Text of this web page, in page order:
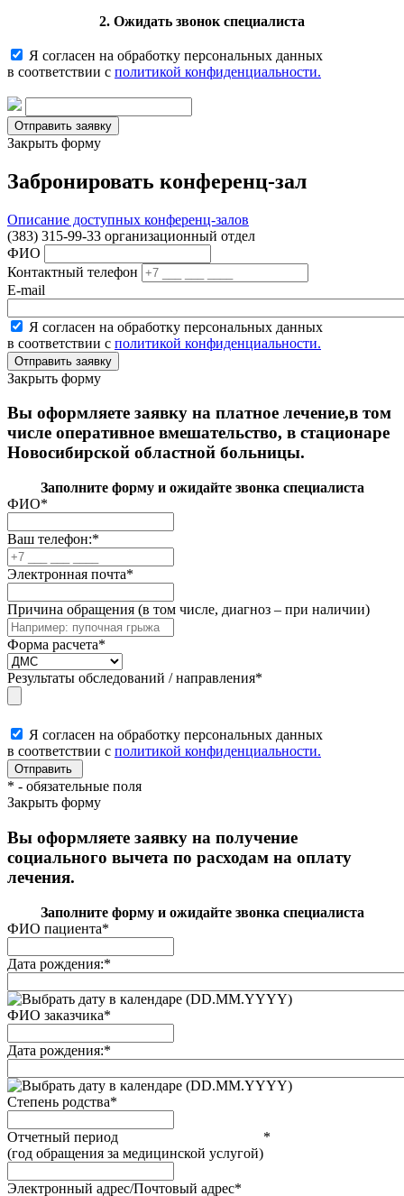
2. Ожидать звонок специалиста
Я согласен на обработку персональных данных
в соответствии с политикой конфиденциальности.
Закрыть форму
Забронировать конференц-зал
Описание доступных конференц-залов
(383) 315-99-33 организационный отдел
ФИО
Контактный телефон
E-mail
Я согласен на обработку персональных данных
в соответствии с политикой конфиденциальности.
Закрыть форму
Вы оформляете заявку на платное лечение,в том
числе оперативное вмешательство, в стационаре
Новосибирской областной больницы.
Заполните форму и ожидайте звонка специалиста
ФИО*
Ваш телефон:*
Электронная почта*
Причина обращения (в том числе, диагноз – при наличии)
Форма расчета*
Результаты обследований / направления*
Я согласен на обработку персональных данных
в соответствии с политикой конфиденциальности.
* - обязательные поля
Закрыть форму
Вы оформляете заявку на получение
социального вычета по расходам на оплату
лечения.
Заполните форму и ожидайте звонка специалиста
ФИО пациента*
Дата рождения:*
(DD.MM.YYYY)
ФИО заказчика*
Дата рождения:*
(DD.MM.YYYY)
Степень родства*
Отчетный период
(год обращения за медицинской услугой)
*
Электронный адрес/Почтовый адрес*